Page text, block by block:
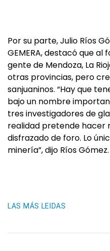
Por su parte, Julio Ríos
GEMERA, destacó que
gente de Mendoza, La
otras provincias, pero
sanjuaninos. “Hay que
bajo un nombre
tres investigadores de
realidad pretende hacer
disfrazado de foro. Lo
minería”, dijo Ríos Gómez.
LAS MÁS LEIDAS